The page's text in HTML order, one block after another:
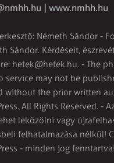
| www.nmhh.hu
Németh Sándor -
Sándor. Kérdéseit,
hetek@hetek.hu. - The
service may not be
without the prior written
All Rights Reserved. -
leközölni vagy
felhatalmazása nélkül!
- minden jog fenntartva!